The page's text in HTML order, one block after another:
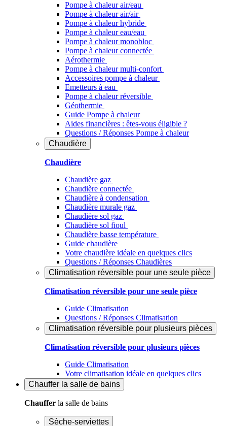
Pompe à chaleur air/eau
Pompe à chaleur air/air
Pompe à chaleur hybride
Pompe à chaleur​ eau/eau
Pompe à chaleur monobloc
Pompe à chaleur connectée
Aérothermie
Pompe à chaleur multi-confort
Accessoires pompe à chaleur
Emetteurs à eau
Pompe à chaleur réversible
Géothermie
Guide Pompe à chaleur
Aides financières : êtes-vous éligible ?
Questions / Réponses Pompe à chaleur
Chaudière
Chaudière
Chaudière gaz
Chaudière connectée
Chaudière à condensation
Chaudière murale gaz
Chaudière sol gaz
Chaudière sol fioul
Chaudière basse température
Guide chaudière
Votre chaudière idéale en quelques clics
Questions / Réponses Chaudières
Climatisation réversible pour une seule pièce
Climatisation réversible pour une seule pièce
Guide Climatisation
Questions / Réponses Climatisation
Climatisation réversible pour plusieurs pièces
Climatisation réversible pour plusieurs pièces
Guide Climatisation
Votre climatisation idéale en quelques clics
Chauffer la salle de bains
Chauffer la salle de bains
Sèche-serviettes